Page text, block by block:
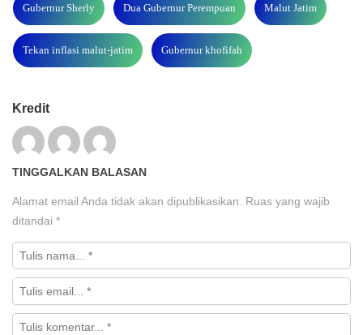
Gubernur Sherly Dua Gubernur Perempuan Malut Jatim
Tekan inflasi malut-jatim Gubernur khofifah
Kredit
TINGGALKAN BALASAN
Alamat email Anda tidak akan dipublikasikan.
Ruas yang wajib
ditandai *